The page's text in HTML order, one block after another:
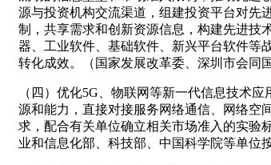
源与投资机构交流渠道，组建投资平台对先
制，共享需求和创新资源信息，构建先进技
器、工业软件、基础软件、新兴平台软件等
转化成效。（国家发展改革委、深圳市会同
（四）优化5G、物联网等新一代信息技术
源和能力，直接对接服务网络通信、网络空
求，配合有关单位确立相关市场准入的实验
业和信息化部、科技部、中国科学院等单位